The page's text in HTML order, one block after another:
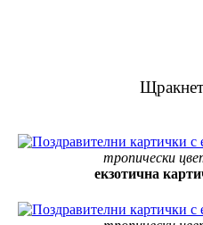
тропически
екзотична